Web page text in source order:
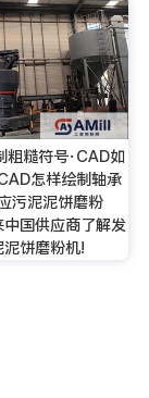
粗糙符号·CAD如
怎样绘制轴承
污泥泥饼磨粉
国供应商了解发
饼磨粉机!